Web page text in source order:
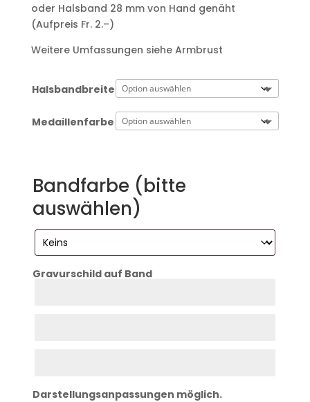
oder Halsband 28 mm von Hand genäht
(Aufpreis Fr. 2.–)
Weitere Umfassungen siehe Armbrust
Halsbandbreite
Medaillenfarbe
Bandfarbe (bitte
auswählen)
Gravurschild auf Band
Darstellungsanpassungen möglich.